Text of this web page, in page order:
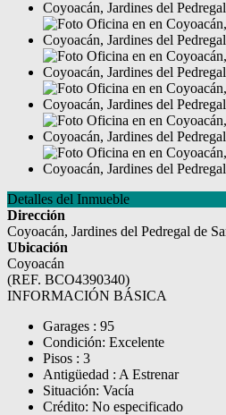
Detalles del Inmueble
Dirección
Coyoacán, Jardines del Pedregal de
Ubicación
Coyoacán
(REF. BCO4390340)
INFORMACIÓN BÁSICA
Garages : 95
Condición: Excelente
Pisos : 3
Antigüedad : A Estrenar
Situación: Vacía
Crédito: No especificado